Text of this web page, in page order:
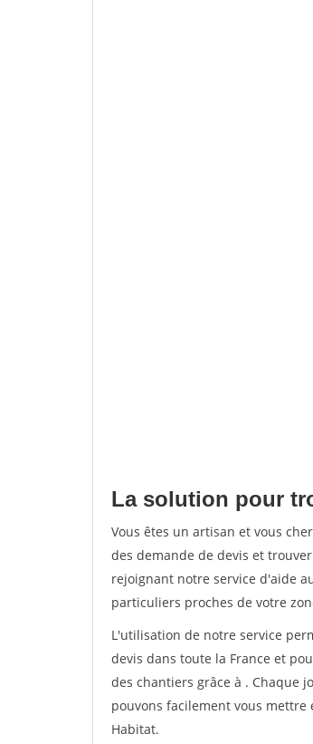
La solution pour
Vous êtes un artisan et vous
des demande de devis et
rejoignant notre service d'aide
particuliers proches de votre
L'utilisation de notre service
devis dans toute la France et
des chantiers grâce à . Chaque
pouvons facilement vous
Habitat.